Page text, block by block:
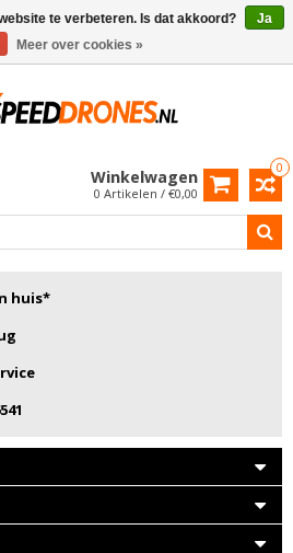
0
Winkelwagen
0 Artikelen / €0,00
huis*
te verbeteren. Is dat akkoord?
Ja
Meer over cookies »